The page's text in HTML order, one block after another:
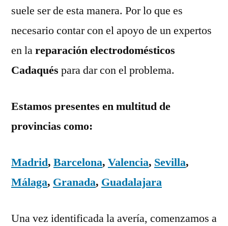
suele ser de esta manera. Por lo que es
necesario contar con el apoyo de un expertos
en lareparación electrodomésticos
Cadaqués para dar con el problema.
Estamos presentes en multitud de
provincias como:
Madrid, Barcelona, Valencia, Sevilla,
Málaga, Granada, Guadalajara
Una vez identificada la avería, comenzamos a